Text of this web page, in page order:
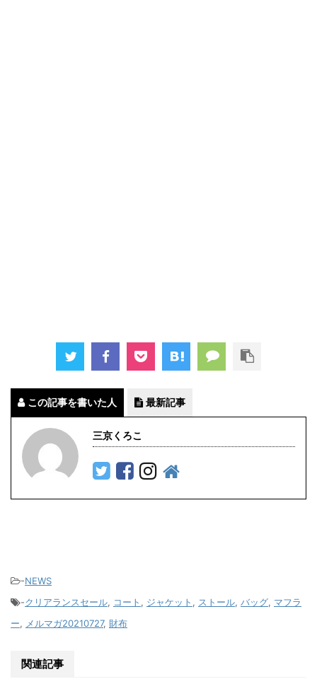
この記事を書いた人 最新記事
三京くろこ
-NEWS
-クリアランスセール, コート , ジャケット , ストール, バッグ, マフラ
ー, メルマガ20210727, 財布
関連記事